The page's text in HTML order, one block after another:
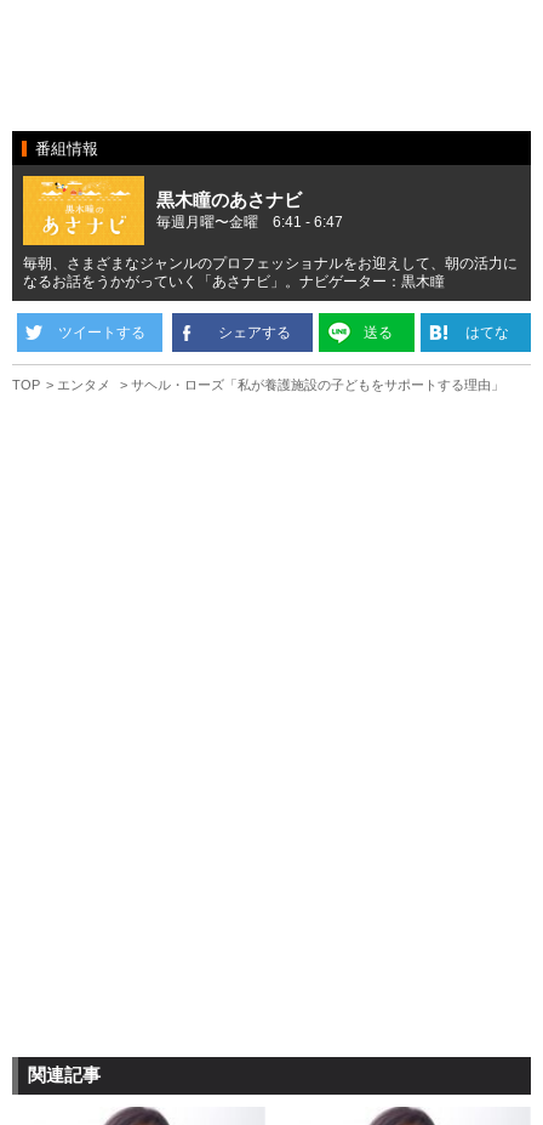
番組情報
黒木瞳のあさナビ
毎週月曜〜金曜 6:41 - 6:47
毎朝、さまざまなジャンルのプロフェッショナルをお迎えして、朝の活力に
なるお話をうかがっていく「あさナビ」。ナビゲーター：黒木瞳
ツイートする シェアする 送る はてな
TOP エンタメ サヘル・ローズ「私が養護施設の子どもをサポートする理由」
関連記事